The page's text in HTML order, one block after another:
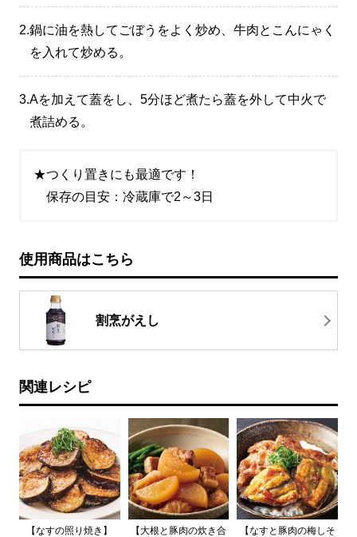
2.鍋に油を熱してごぼうをよく炒め、牛肉とこんにゃく
を入れて炒める。
3.Aを加えて蓋をし、5分ほど煮たら蓋を外して中火で
煮詰める。
★つくり置きにも最適です！
保存の目安：冷蔵庫で2～3日
使用商品はこちら
割烹がえし
関連レシピ
【なすの照り焼き】
【大根と豚肉の炊き合
【なすと豚肉の梅しそ